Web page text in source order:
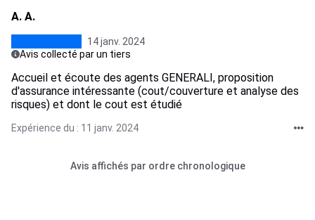
A. A.
14 janv. 2024
Avis collecté par un tiers
Accueil et écoute des agents GENERALI, proposition
d'assurance intéressante (cout/couverture et analyse des
risques) et dont le cout est étudié
Expérience du : 11 janv. 2024
Avis affichés par ordre chronologique